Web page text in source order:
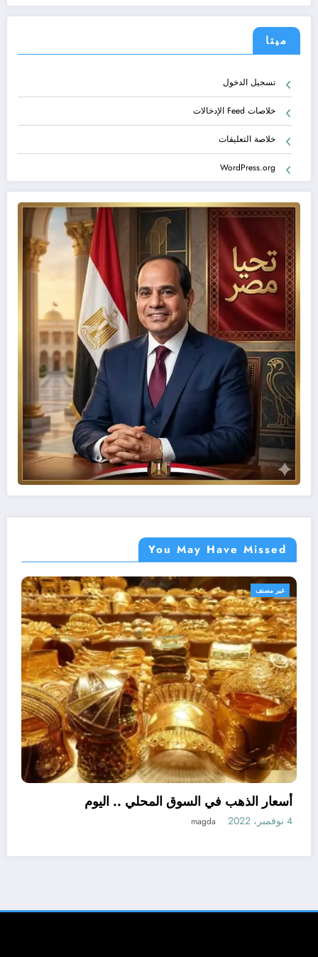
ميتا
تسجيل الدخول
خلاصات Feed الإدخالات
خلاصة التعليقات
WordPress.org
You May Have Missed
أهم الأخبار غير مصنف مصر
اللواء هشام آمنة : تمويل 394 مشروعاً صغيراً
ومتناهى الصغر بجملة استثمارات 6 ملايين جنيه
نبض مصر الحره